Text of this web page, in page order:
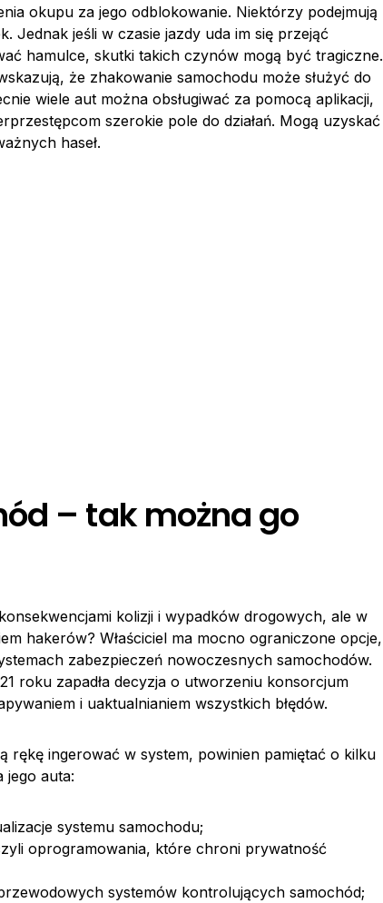
okupu za jego odblokowanie. Niektórzy podejmują
Jednak jeśli w czasie jazdy uda im się przejąć
hamulce, skutki takich czynów mogą być tragiczne.
że zhakowanie samochodu może służyć do
wiele aut można obsługiwać za pomocą aplikacji,
szerokie pole do działań. Mogą uzyskać
haseł.
– tak można go
kolizji i wypadków drogowych, ale w
hakerów? Właściciel ma mocno ograniczone opcje,
zabezpieczeń nowoczesnych samochodów.
roku zapadła decyzja o utworzeniu konsorcjum
i uaktualnianiem wszystkich błędów.
rękę ingerować w system, powinien pamiętać o kilku
jego auta:
systemu samochodu;
oprogramowania, które chroni prywatność
systemów kontrolujących samochód;